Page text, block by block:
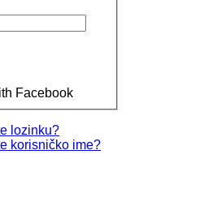
Facebook
lozinku?
korisničko ime?